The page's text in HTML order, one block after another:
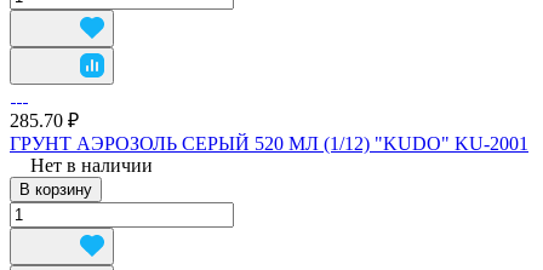
285.70 ₽
ГРУНТ АЭРОЗОЛЬ СЕРЫЙ 520 МЛ (1/12) "KUDO" KU-2001
Нет в наличии
В корзину